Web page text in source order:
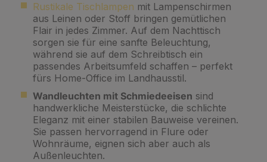
Rustikale Tischlampen mit Lampenschirmen
aus Leinen oder Stoff bringen gemütlichen
Flair in jedes Zimmer. Auf dem Nachttisch
sorgen sie für eine sanfte Beleuchtung,
während sie auf dem Schreibtisch ein
passendes Arbeitsumfeld schaffen – perfekt
fürs Home-Office im Landhausstil.
Wandleuchten mit Schmiedeeisen sind
handwerkliche Meisterstücke, die schlichte
Eleganz mit einer stabilen Bauweise vereinen.
Sie passen hervorragend in Flure oder
Wohnräume, eignen sich aber auch als
Außenleuchten.